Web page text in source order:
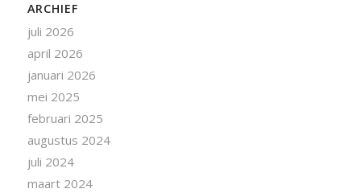
ARCHIEF
juli 2026
april 2026
januari 2026
mei 2025
februari 2025
augustus 2024
juli 2024
maart 2024